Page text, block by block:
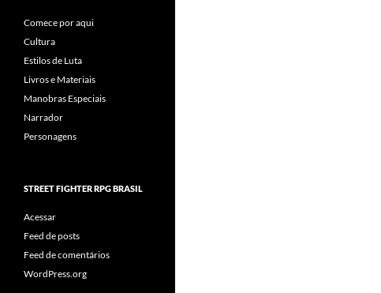
Comece por aqui
Cultura
Estilos de Luta
Livros e Materiais
Manobras Especiais
Narrador
Personagens
STREET FIGHTER RPG BRASIL
Acessar
Feed de posts
Feed de comentários
WordPress.org